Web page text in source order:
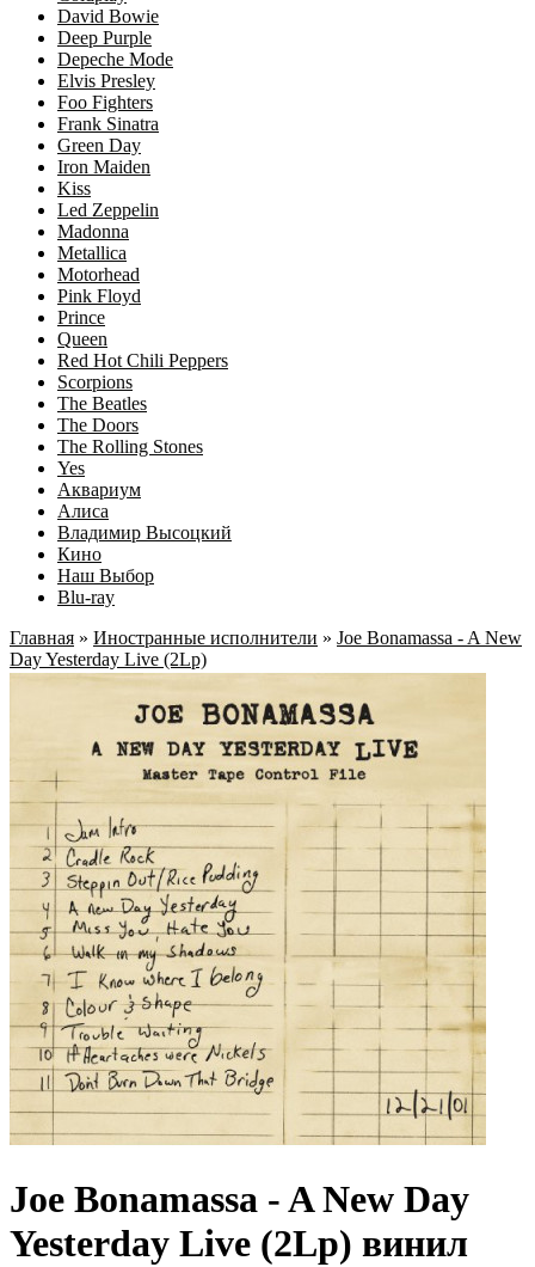
David Bowie
Deep Purple
Depeche Mode
Elvis Presley
Foo Fighters
Frank Sinatra
Green Day
Iron Maiden
Kiss
Led Zeppelin
Madonna
Metallica
Motorhead
Pink Floyd
Prince
Queen
Red Hot Chili Peppers
Scorpions
The Beatles
The Doors
The Rolling Stones
Yes
Аквариум
Алиса
Владимир Высоцкий
Кино
Наш Выбор
Blu-ray
Главная » Иностранные исполнители » Joe Bonamassa - A New
Day Yesterday Live (2Lp)
Joe Bonamassa - A New Day
Yesterday Live (2Lp) винил